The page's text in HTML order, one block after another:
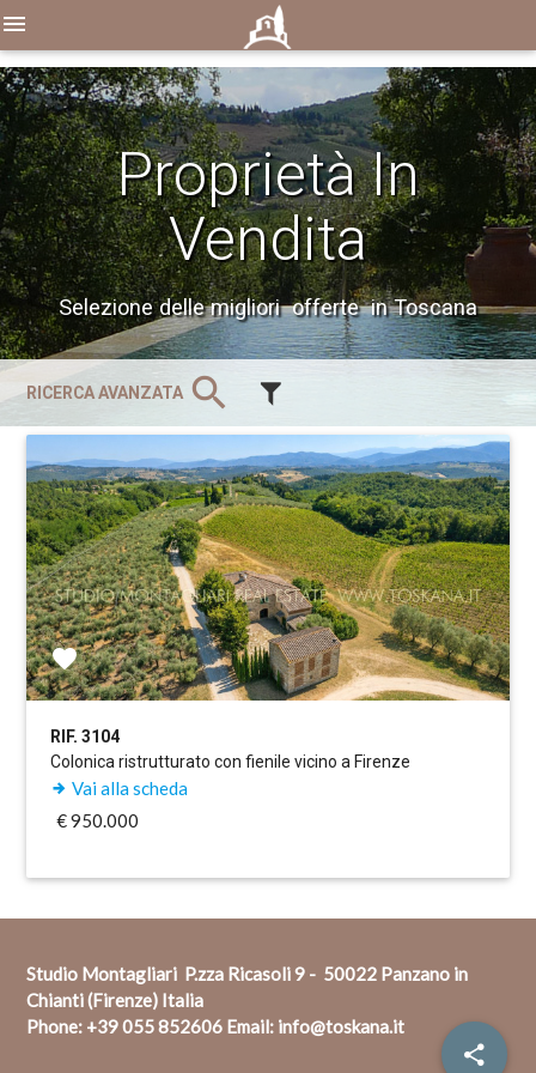
menu
RICERCA AVANZATA search
Proprietà In
Vendita
Selezione delle migliori offerte in Toscana
RIF. 3104
Colonica ristrutturato con fienile vicino a Firenze
Vai alla scheda
€ 950.000
Studio Montagliari P.zza Ricasoli 9 - 50022 Panzano in
Chianti (Firenze) Italia
Phone: +39 055 852606 Email: info@toskana.it